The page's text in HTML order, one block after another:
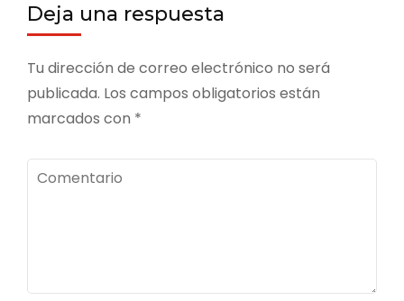
Deja una respuesta
Tu dirección de correo electrónico no será
publicada. Los campos obligatorios están
marcados con *
Comentario